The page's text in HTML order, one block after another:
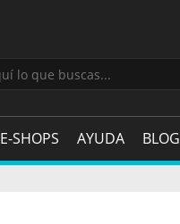
E-SHOPS AYUDA BLOG